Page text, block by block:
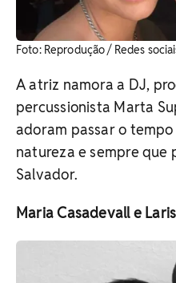
Foto: Reprodução / Redes
A atriz namora a DJ,
percussionista Marta
adoram passar o
natureza e sempre que
Salvador.
Maria Casadevall e